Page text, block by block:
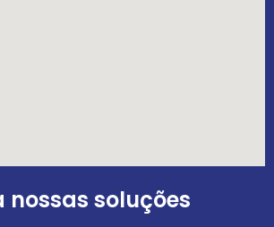
nossas soluções